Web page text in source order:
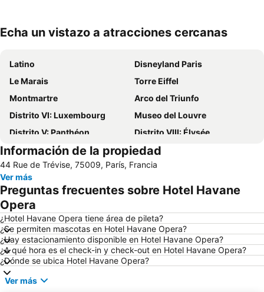
Echa un vistazo a atracciones cercanas
Latino
Disneyland Paris
Le Marais
Torre Eiffel
Montmartre
Arco del Triunfo
Distrito VI: Luxembourg
Museo del Louvre
Distrito V: Panthéon
Distrito VIII: Élysée
Ópera Nacional de París Palacio Garnier
St-Germain-des-Prés
Distrito I: Louvre
Châtelet Metro Station
Catedral de Notre Dame
Centro Georges Pompidou
La Sorbona
Estación de París-Norte
Barrio Notre-Dame
Jardín de Luxemburgo
Aeropuerto de París-Charles de Gaulle
Plaza de los Vosgos
Boulevard Saint-Michel
Gare de Lyon Metro Station
Foro de les Halles
Barrio de la Madeleine
Información de la propiedad
44 Rue de Trévise, 75009, París, Francia
Ver más
Preguntas frecuentes sobre Hotel Havane
Opera
¿Hotel Havane Opera tiene área de pileta?
¿Se permiten mascotas en Hotel Havane Opera?
¿Hay estacionamiento disponible en Hotel Havane Opera?
¿A qué hora es el check-in y check-out en Hotel Havane Opera?
¿Dónde se ubica Hotel Havane Opera?
Ver más